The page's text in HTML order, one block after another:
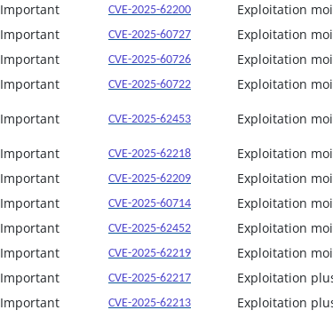
Important CVE-2025-62200
Exploitation
Important CVE-2025-60727
Exploitation
Important CVE-2025-60726
Exploitation
Important CVE-2025-60722 Exploitation
Important CVE-2025-62453 Exploitation
Important CVE-2025-62218
Exploitation
Important CVE-2025-62209
Exploitation
Important CVE-2025-60714
Exploitation
Important CVE-2025-62452
Exploitation
Important CVE-2025-62219
Exploitation
Important CVE-2025-62217
Exploitation
Important CVE-2025-62213
Exploitation